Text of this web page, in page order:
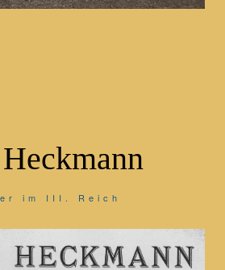
im III. Reich